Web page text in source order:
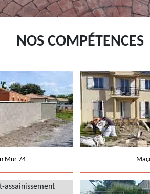
NOS COMPÉTENCES
Mur 74